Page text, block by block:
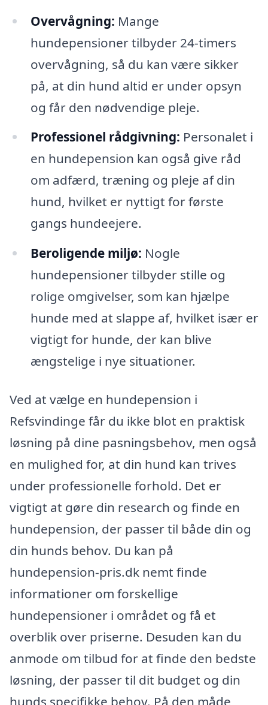
Overvågning: Mange
hundepensioner tilbyder 24-timers
overvågning, så du kan være sikker
på, at din hund altid er under opsyn
og får den nødvendige pleje.
Professionel rådgivning: Personalet i
en hundepension kan også give råd
om adfærd, træning og pleje af din
hund, hvilket er nyttigt for første
gangs hundeejere.
Beroligende miljø: Nogle
hundepensioner tilbyder stille og
rolige omgivelser, som kan hjælpe
hunde med at slappe af, hvilket især er
vigtigt for hunde, der kan blive
ængstelige i nye situationer.
Ved at vælge en hundepension i
Refsvindinge får du ikke blot en praktisk
løsning på dine pasningsbehov, men også
en mulighed for, at din hund kan trives
under professionelle forhold. Det er
vigtigt at gøre din research og finde en
hundepension, der passer til både din og
din hunds behov. Du kan på
hundepension-pris.dk nemt finde
informationer om forskellige
hundepensioner i området og få et
overblik over priserne. Desuden kan du
anmode om tilbud for at finde den bedste
løsning, der passer til dit budget og din
hunds specifikke behov. På den måde